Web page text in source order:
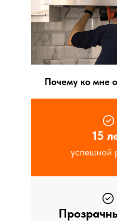
Почему ко мне
15
успешной